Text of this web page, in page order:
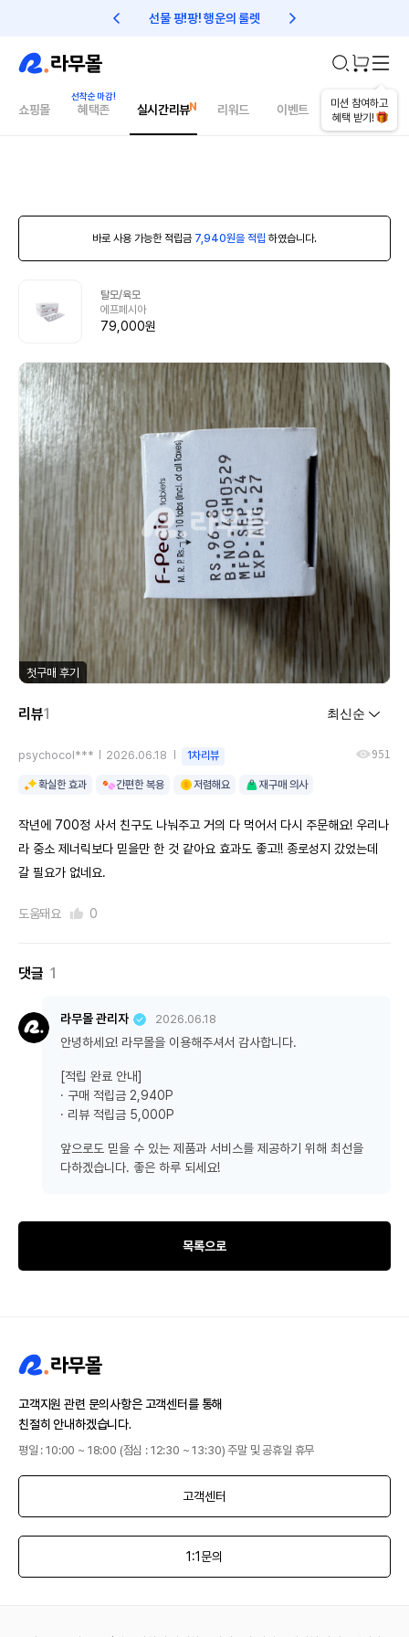
선물 팡!팡! 행운의 룰렛 친구초대 1만원 리워드!
미션 참여하고
혜택 받기!
쇼핑몰 혜택존 실시간리뷰 리워드 이벤트 건강매거진
바로 사용 가능한 적립금 7,940원을 적립 하였습니다.
탈모/육모
에프페시아
79,000원
첫구매 후기
리뷰1
psychocol*** 2026.06.18 1차리뷰 951
확실한 효과 간편한 복용 저렴해요 재구매 의사
작년에 700정 사서 친구도 나눠주고 거의 다 먹어서 다시 주문해요! 우리나
라 중소 제너릭보다 믿을만 한 것 같아요 효과도 좋고!! 종로성지 갔었는데
갈 필요가 없네요.
도움돼요 0
댓글 1
라무몰 관리자 2026.06.18
안녕하세요! 라무몰을 이용해주셔서 감사합니다.
[적립 완료 안내]
· 구매 적립금 2,940P
· 리뷰 적립금 5,000P
앞으로도 믿을 수 있는 제품과 서비스를 제공하기 위해 최선을
다하겠습니다. 좋은 하루 되세요!
목록으로
고객지원 관련 문의사항은 고객센터를 통해
친절히 안내하겠습니다.
평일 : 10:00 ~ 18:00 (점심 : 12:30 ~ 13:30) 주말 및 공휴일 휴무
고객센터
1:1문의